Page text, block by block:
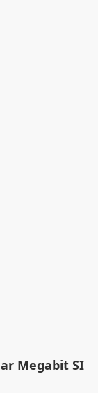
Megabit SI